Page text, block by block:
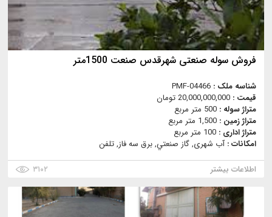
فروش سوله صنعتی شهرقدس صنعت 1500متر
شناسه ملک : PMF-04466
قیمت : 20,000,000,000 تومان
متراژ سوله : 500 متر مربع
متراژ زمین : 1,500 متر مربع
متراژ اداری : 100 متر مربع
امکانات :آب شهری, گاز صنعتي, برق سه فاز, تلفن
اطلاعات بیشتر
۳۱۰۲